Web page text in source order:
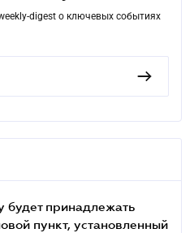
digest о ключевых событиях
будет принадлежать
пункт, установленный